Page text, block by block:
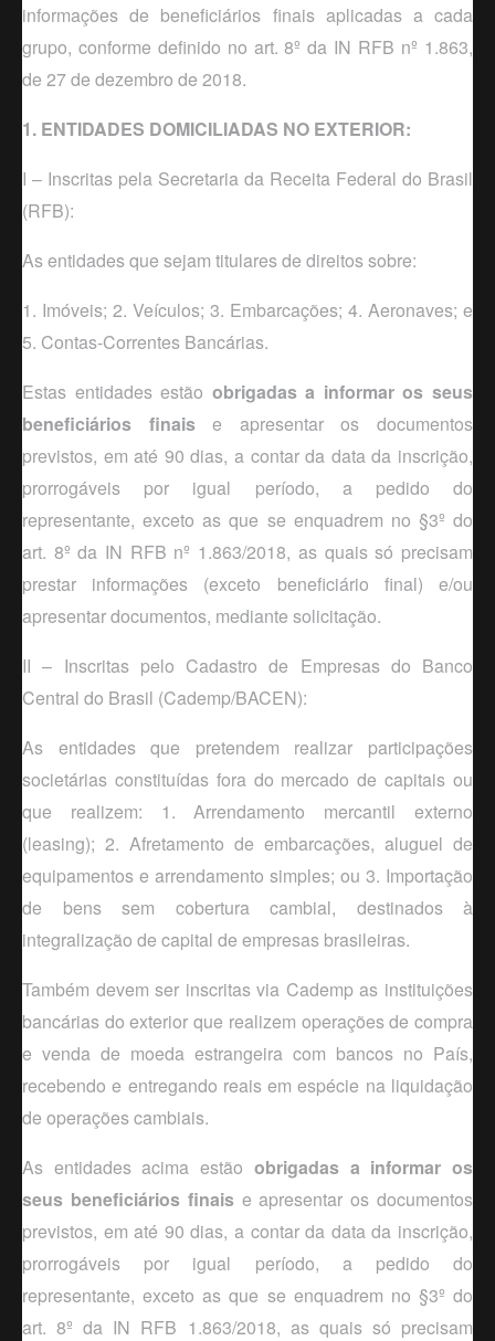
informações de beneficiários finais aplicadas a cada
grupo, conforme definido no art. 8º da IN RFB nº 1.863,
de 27 de dezembro de 2018.
1. ENTIDADES DOMICILIADAS NO EXTERIOR:
I – Inscritas pela Secretaria da Receita Federal do Brasil
(RFB):
As entidades que sejam titulares de direitos sobre:
1. Imóveis; 2. Veículos; 3. Embarcações; 4. Aeronaves; e
5. Contas-Correntes Bancárias.
Estas entidades estão obrigadas a informar os seus
beneficiários finaise apresentar os documentos
previstos, em até 90 dias, a contar da data da inscrição,
prorrogáveis por igual período, a pedido do
representante, exceto as que se enquadrem no §3º do
art. 8º da IN RFB nº 1.863/2018, as quais só precisam
prestar informações (exceto beneficiário final) e/ou
apresentar documentos, mediante solicitação.
II – Inscritas pelo Cadastro de Empresas do Banco
Central do Brasil (Cademp/BACEN):
As entidades que pretendem realizar participações
societárias constituídas fora do mercado de capitais ou
que realizem: 1. Arrendamento mercantil externo
(leasing); 2. Afretamento de embarcações, aluguel de
equipamentos e arrendamento simples; ou 3. Importação
de bens sem cobertura cambial, destinados à
integralização de capital de empresas brasileiras.
Também devem ser inscritas via Cademp as instituições
bancárias do exterior que realizem operações de compra
e venda de moeda estrangeira com bancos no País,
recebendo e entregando reais em espécie na liquidação
de operações cambiais.
As entidades acima estão obrigadas a informar os
seus beneficiários finaise apresentar os documentos
previstos, em até 90 dias, a contar da data da inscrição,
prorrogáveis por igual período, a pedido do
representante, exceto as que se enquadrem no §3º do
art. 8º da IN RFB 1.863/2018, as quais só precisam